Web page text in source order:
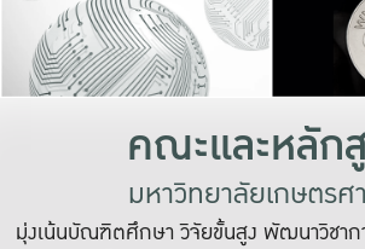
คณะและหลัก
มหาวิทยาลัยเกษตรศ
มุ่งเน้นบัณฑิตศึกษา วิจัยขั้นสูง พัฒนาวิชาก